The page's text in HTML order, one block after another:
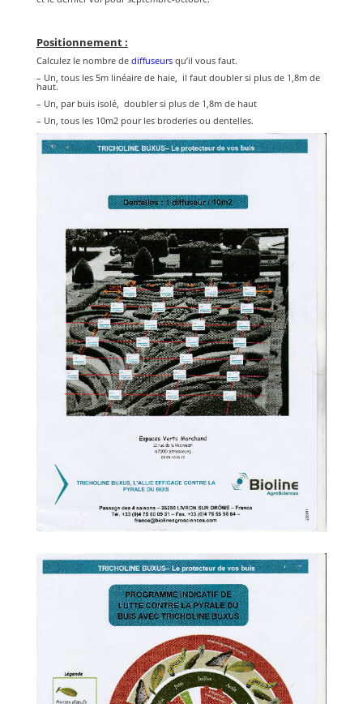
Positionnement :
Calculez le nombre de diffuseursqu’il vous faut.
– Un, tous les 5m linéaire de haie, il faut doubler si plus de 1,8m de
haut.
– Un, par buis isolé, doubler si plus de 1,8m de haut
– Un, tous les 10m2 pour les broderies ou dentelles.